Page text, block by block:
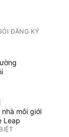
ĐĂNG KÝ
môi giới
Leap